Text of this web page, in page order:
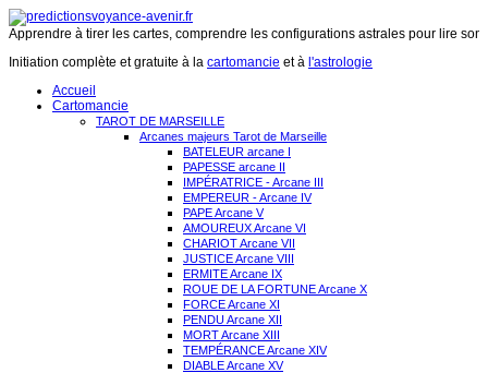
Apprendre à tirer les cartes, comprendre les configurations astrales pour lire
Initiation complète et gratuite à la cartomancie et à l'astrologie
Accueil
Cartomancie
TAROT DE MARSEILLE
Arcanes majeurs Tarot de Marseille
BATELEUR arcane I
PAPESSE arcane II
IMPÉRATRICE - Arcane III
EMPEREUR - Arcane IV
PAPE Arcane V
AMOUREUX Arcane VI
CHARIOT Arcane VII
JUSTICE Arcane VIII
ERMITE Arcane IX
ROUE DE LA FORTUNE Arcane X
FORCE Arcane XI
PENDU Arcane XII
MORT Arcane XIII
TEMPÉRANCE Arcane XIV
DIABLE Arcane XV